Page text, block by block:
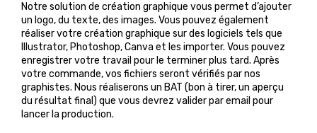
Notre solution de création graphique vous permet d’ajouter
un logo, du texte, des images. Vous pouvez également
réaliser votre création graphique sur des logiciels tels que
Illustrator, Photoshop, Canva et les importer. Vous pouvez
enregistrer votre travail pour le terminer plus tard. Après
votre commande, vos fichiers seront vérifiés par nos
graphistes. Nous réaliserons un BAT (bon à tirer, un aperçu
du résultat final) que vous devrez valider par email pour
lancer la production.